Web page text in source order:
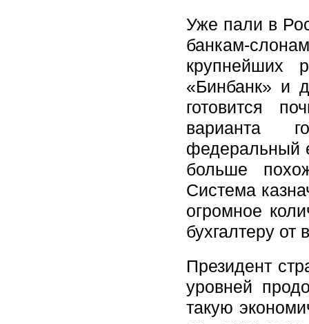
Уже пали в
банкам-
крупнейших
«Бинбанк» и
готовится
варианта
федеральный
больше
Система
огромное
бухгалтеру от
Президент
уровней
такую